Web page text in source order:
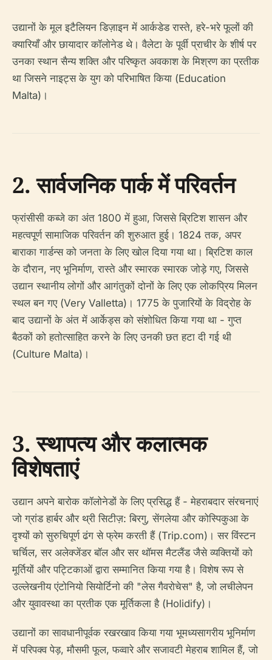
उद्यानों के मूल इटैलियन डिज़ाइन में आर्कडेड रास्ते, हरे-भरे फूलों की
क्यारियाँ और छायादार कॉलोनेड थे। वैलेटा के पूर्वी प्राचीर के शीर्ष पर
उनका स्थान सैन्य शक्ति और परिष्कृत अवकाश के मिश्रण का प्रतीक
था जिसने नाइट्स के युग को परिभाषित किया (Education
Malta)।
2. सार्वजनिक पार्क में परिवर्तन
फ्रांसीसी कब्जे का अंत 1800 में हुआ, जिससे ब्रिटिश शासन और
महत्वपूर्ण सामाजिक परिवर्तन की शुरुआत हुई। 1824 तक, अपर
बाराका गार्डन्स को जनता के लिए खोल दिया गया था। ब्रिटिश काल
के दौरान, नए भूनिर्माण, रास्ते और स्मारक स्मारक जोड़े गए, जिससे
उद्यान स्थानीय लोगों और आगंतुकों दोनों के लिए एक लोकप्रिय मिलन
स्थल बन गए (Very Valletta)। 1775 के पुजारियों के विद्रोह के
बाद उद्यानों के अंत में आर्केड्स को संशोधित किया गया था - गुप्त
बैठकों को हतोत्साहित करने के लिए उनकी छत हटा दी गई थी
(Culture Malta)।
3. स्थापत्य और कलात्मक
विशेषताएं
उद्यान अपने बारोक कॉलोनेडों के लिए प्रसिद्ध हैं - मेहराबदार संरचनाएं
जो ग्रांड हार्बर और थ्री सिटीज़: बिरगु, सेंगलेया और कोस्पिकुआ के
दृश्यों को सुरुचिपूर्ण ढंग से फ्रेम करती हैं (Trip.com)। सर विंस्टन
चर्चिल, सर अलेक्जेंडर बॉल और सर थॉमस मैटलैंड जैसे व्यक्तियों को
मूर्तियों और पट्टिकाओं द्वारा सम्मानित किया गया है। विशेष रूप से
उल्लेखनीय एंटोनियो सियोर्टिनो की "लेस गैवरोचेस" है, जो लचीलेपन
और युवावस्था का प्रतीक एक मूर्तिकला है (Holidify)।
उद्यानों का सावधानीपूर्वक रखरखाव किया गया भूमध्यसागरीय भूनिर्माण
में परिपक्व पेड़, मौसमी फूल, फव्वारे और सजावटी मेहराब शामिल हैं, जो